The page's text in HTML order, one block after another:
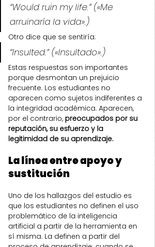
“Would ruin my life.” («Me
arruinaría la vida».)
Otro dice que se sentiría:
“Insulted.” («Insultado».)
Estas respuestas son importantes
porque desmontan un prejuicio
frecuente. Los estudiantes no
aparecen como sujetos indiferentes a
la integridad académica. Aparecen,
por el contrario, preocupados por su
reputación, su esfuerzo y la
legitimidad de su aprendizaje.
La línea entre apoyo y
sustitución
Uno de los hallazgos del estudio es
que los estudiantes no definen el uso
problemático de la inteligencia
artificial a partir de la herramienta en
sí misma. La definen a partir del